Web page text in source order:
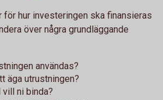
för hur investeringen ska finansieras
över några grundläggande
användas?
äga utrustningen?
ni binda?